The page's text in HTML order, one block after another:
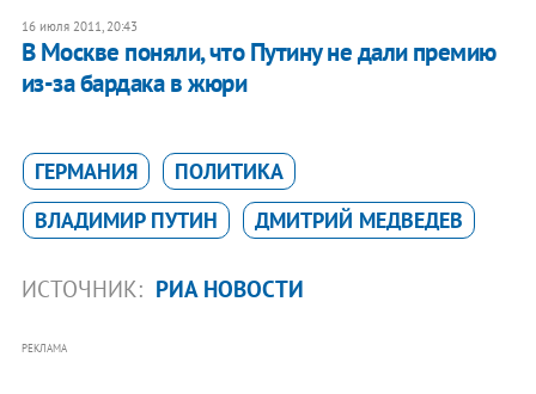
16 июля 2011, 20:43
В Москве поняли, что Путину не дали премию
из-за бардака в жюри
ГЕРМАНИЯ
ПОЛИТИКА
ВЛАДИМИР ПУТИН
ДМИТРИЙ МЕДВЕДЕВ
ИСТОЧНИК: РИА НОВОСТИ
РЕКЛАМА